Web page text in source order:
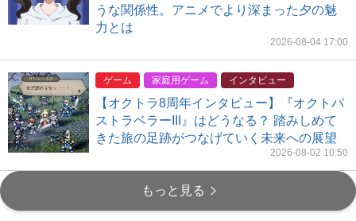
うな関係性。アニメでより深まった夕の魅
力とは
2026-08-04 17:00
ゲーム 家庭用ゲーム インタビュー
【オクトラ8周年インタビュー】『オクトパ
ストラベラーIII』はどうなる？ 踏みしめて
きた旅の足跡がつなげていく未来への展望
2026-08-02 10:50
もっと見る